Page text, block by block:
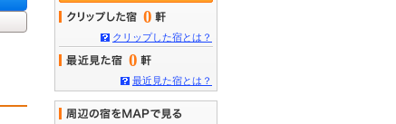
0
クリップした宿とは？
0
最近見た宿とは？